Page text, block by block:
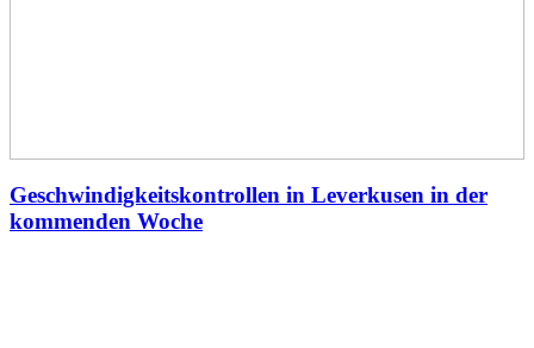
Geschwindigkeitskontrollen in Leverkusen in der
kommenden Woche